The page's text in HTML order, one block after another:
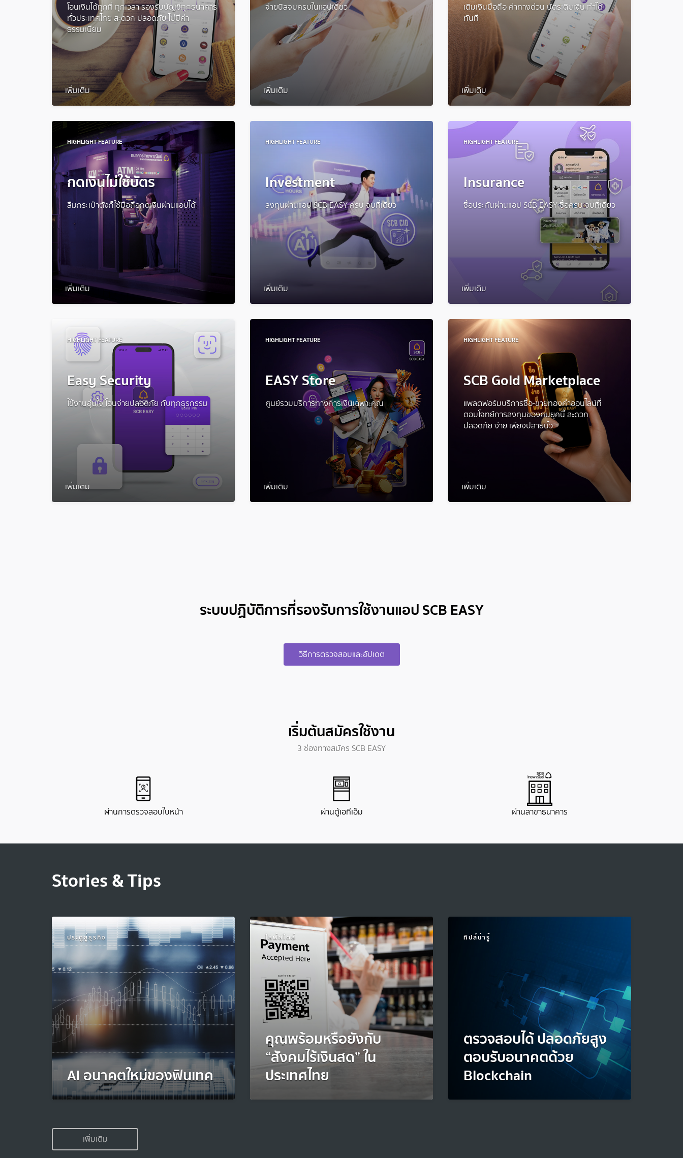
โอนเงินได้ทุกที่ ทุกเวลา รองรับบัญชีทุกธนาคาร
ทั่วประเทศไทย สะดวก ปลอดภัย ไม่มีค่า
ธรรมเนียม
เพิ่มเติม
จ่ายบิลจบครบในแอปเดียว
เพิ่มเติม
เติมเงินมือถือ ค่าทางด่วน บัตรเติมเงิน ทำได้
ทันที
เพิ่มเติม
HIGHLIGHT FEATURE
กดเงินไม่ใช้บัตร
ลืมกระเป๋าตังก็ใช้มือถือกดเงินผ่านแอปได้
เพิ่มเติม
HIGHLIGHT FEATURE
Investment
ลงทุนผ่านแอป SCB EASY ครบ จบที่เดียว
เพิ่มเติม
HIGHLIGHT FEATURE
Insurance
ซื้อประกันผ่านแอป SCB EASY ซื้อครบ จบที่เดียว
เพิ่มเติม
HIGHLIGHT FEATURE
Easy Security
ใช้งานอุ่นใจ โอนจ่ายปลอดภัย กับทุกธุรกรรม
เพิ่มเติม
HIGHLIGHT FEATURE
EASY Store
ศูนย์รวมบริการทางการเงินเฉพาะคุณ
เพิ่มเติม
HIGHLIGHT FEATURE
SCB Gold Marketplace
แพลตฟอร์มบริการซื้อ-ขายทองคำออนไลน์ที่
ตอบโจทย์การลงทุนของคนยุคนี้ สะดวก
ปลอดภัย ง่าย เพียงปลายนิ้ว
เพิ่มเติม
ระบบปฏิบัติการที่รองรับการใช้งานแอป SCB EASY
วิธีการตรวจสอบและอัปเดต
เริ่มต้นสมัครใช้งาน
3 ช่องทางสมัคร SCB EASY
ผ่านการตรวจสอบใบหน้า ผ่านตู้เอทีเอ็ม ผ่านสาขาธนาคาร
Stories & Tips
ประตูสู่ธุรกิจ
AI อนาคตใหม่ของฟินเทค
ไลฟ์สไตล์
คุณพร้อมหรือยังกับ
“สังคมไร้เงินสด” ใน
ประเทศไทย
ทิปส์น่ารู้
ตรวจสอบได้ ปลอดภัยสูง
ตอบรับอนาคตด้วย
Blockchain
เพิ่มเติม